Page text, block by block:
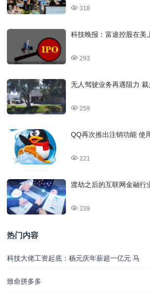
318
科技晚报：富途控股在美
293
无人驾驶业务再遇阻力 裁
259
QQ再次推出注销功能 使
221
渡劫之后的互联网金融行
239
热门内容
科技大佬工资起底：杨元庆年薪超一亿元 马
致命拼多多